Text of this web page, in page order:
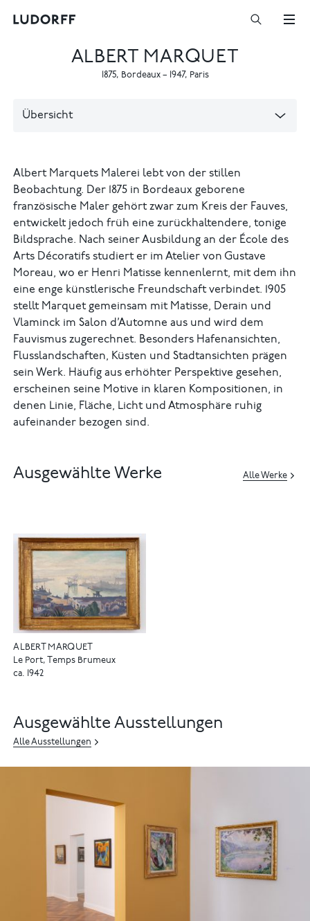
ALBERT MARQUET
1875, Bordeaux– 1947, Paris
Übersicht
Albert Marquets Malerei lebt von der stillen
Beobachtung. Der 1875 in Bordeaux geborene
französische Maler gehört zwar zum Kreis der Fauves,
entwickelt jedoch früh eine zurückhaltendere, tonige
Bildsprache. Nach seiner Ausbildung an der École des
Arts Décoratifs studiert er im Atelier von Gustave
Moreau, wo er Henri Matisse kennenlernt, mit dem ihn
eine enge künstlerische Freundschaft verbindet. 1905
stellt Marquet gemeinsam mit Matisse, Derain und
Vlaminck im Salon d’Automne aus und wird dem
Fauvismus zugerechnet. Besonders Hafenansichten,
Flusslandschaften, Küsten und Stadtansichten prägen
sein Werk. Häufig aus erhöhter Perspektive gesehen,
erscheinen seine Motive in klaren Kompositionen, in
denen Linie, Fläche, Licht und Atmosphäre ruhig
aufeinander bezogen sind.
Ausgewählte Werke Alle Werke
ALBERT MARQUET
Le Port, Temps Brumeux
ca. 1942
Ausgewählte Ausstellungen
Alle Ausstellungen